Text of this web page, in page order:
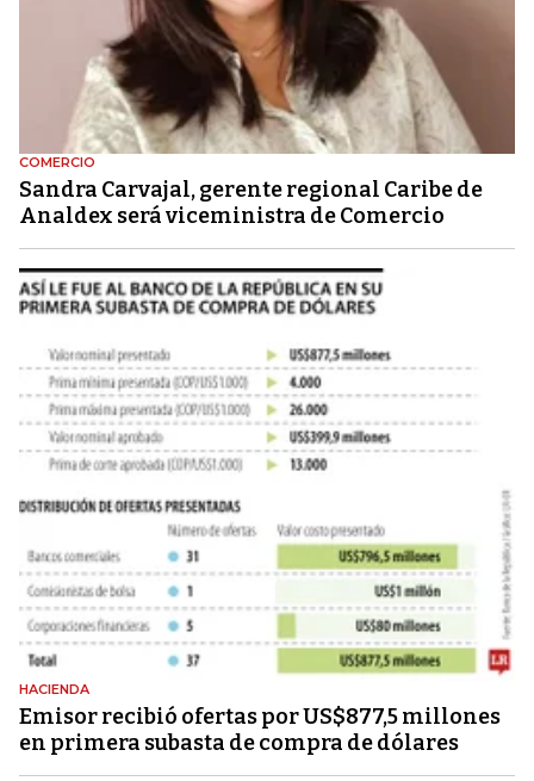
COMERCIO
Sandra Carvajal, gerente regional Caribe de
Analdex será viceministra de Comercio
HACIENDA
Emisor recibió ofertas por US$877,5 millones
en primera subasta de compra de dólares